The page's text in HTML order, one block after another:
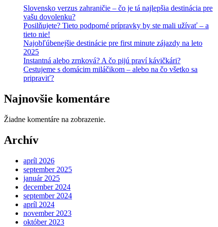
Slovensko verzus zahraničie – čo je tá najlepšia destinácia pre
vašu dovolenku?
Posilňujete? Tieto podporné prípravky by ste mali užívať – a
tieto nie!
Najobľúbenejšie destinácie pre first minute zájazdy na leto
2025
Instantná alebo zrnková? A čo pijú praví kávičkári?
Cestujeme s domácim miláčikom – alebo na čo všetko sa
pripraviť?
Najnovšie komentáre
Žiadne komentáre na zobrazenie.
Archív
apríl 2026
september 2025
január 2025
december 2024
september 2024
apríl 2024
november 2023
október 2023